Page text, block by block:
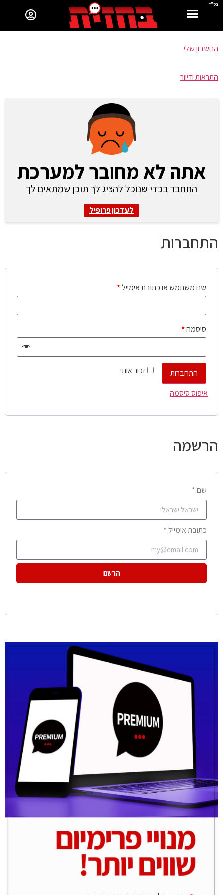
בס"ד
החשבון שלי
התראות ודיוור
אתה לא מחובר למערכת
התחבר בכדי שנוכל להציג לך תוכן שמתאים לך
לעדכון פרופיל
התחברות
שם משתמש או כתובת אימייל*
סיסמה*
זכור אותי
התחברות
איפוס סיסמה
הרשמה
שם *
כתובת אימייל *
הרשם